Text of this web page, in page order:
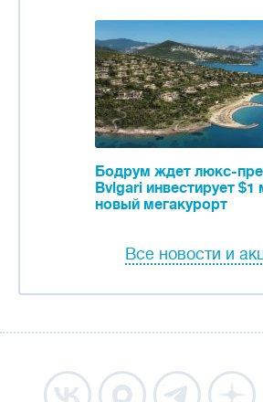
Бодрум ждет люкс-
Bvlgari инвестирует $1
новый мегакурорт
Все новости и